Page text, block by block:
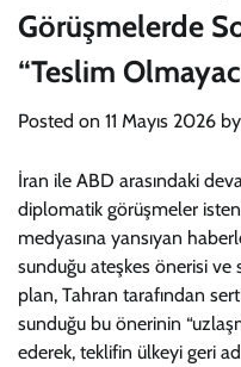
Görüşmelerde
“Teslim
Posted on 11 Mayıs 2026 by
İran ile ABD arasındaki
diplomatik görüşmeler
medyasına yansıyan
sunduğu ateşkes önerisi ve
plan, Tahran tarafından
sunduğu bu önerinin
ederek, teklifin ülkeyi geri